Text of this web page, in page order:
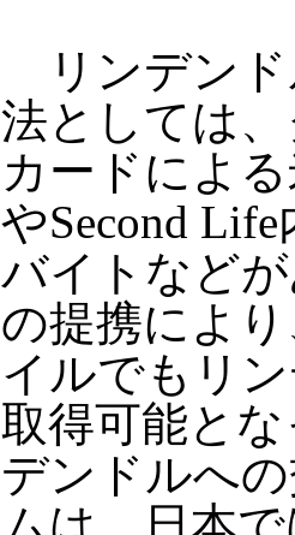
リンデンド
法としては
カードによ
やSecond
バイトなど
の提携によ
イルでもリ
取得可能と
デンドルへ